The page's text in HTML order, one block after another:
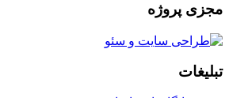
مجزی پروژه
تبلیغات